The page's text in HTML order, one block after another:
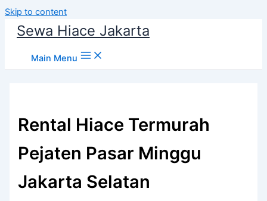
Skip to content
Sewa Hiace Jakarta
Main Menu
Rental Hiace Termurah
Pejaten Pasar Minggu
Jakarta Selatan